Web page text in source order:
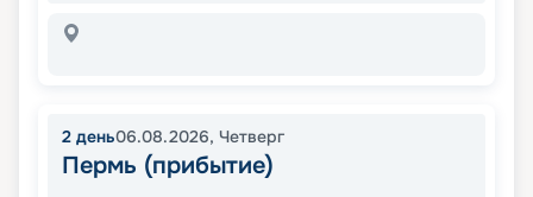
2 день06.08.2026, Четверг
Пермь (прибытие)